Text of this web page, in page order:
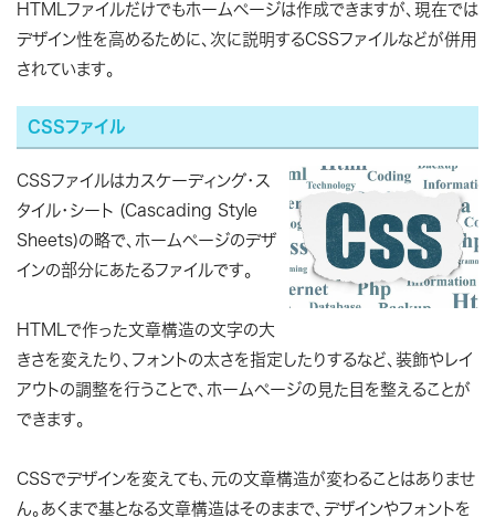
HTMLファイルだけでもホームページは作成できますが、現在では
デザイン性を高めるために、次に説明するCSSファイルなどが併用
されています。
CSSファイル
CSSファイルはカスケーディング・ス
タイル・シート (Cascading Style
Sheets)の略で、ホームページのデザ
インの部分にあたるファイルです。
HTMLで作った文章構造の文字の大
きさを変えたり、フォントの太さを指定したりするなど、装飾やレイ
アウトの調整を行うことで、ホームページの見た目を整えることが
できます。
CSSでデザインを変えても、元の文章構造が変わることはありませ
ん。あくまで基となる文章構造はそのままで、デザインやフォントを